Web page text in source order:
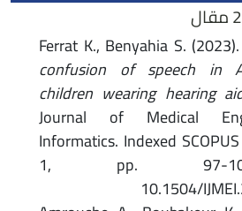
Ferrat K., Benyahia S.
confusion of speech in
children wearing hearing
Journal of Medical
Informatics. Indexed
1, pp. 97-
10.1504/